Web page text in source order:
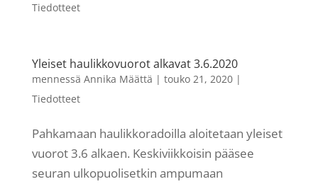
Tiedotteet
Yleiset haulikkovuorot alkavat 3.6.2020
mennessä Annika Määttä | touko 21, 2020|
Tiedotteet
Pahkamaan haulikkoradoilla aloitetaan yleiset
vuorot 3.6 alkaen. Keskiviikkoisin pääsee
seuran ulkopuolisetkin ampumaan